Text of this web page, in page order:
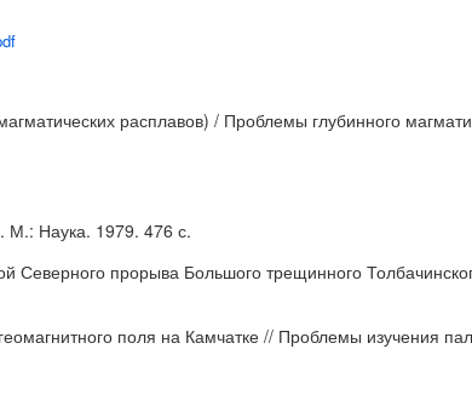
расплавов) / Проблемы глубинного
М.: Наука. 1979. 476 с.
Северного прорыва Большого трещинного
поля на Камчатке // Проблемы изучения